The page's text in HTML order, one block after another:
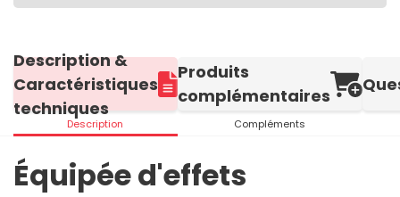
Description &
Caractéristiques
techniques
Description
Produits
complémentaires
Compléments
Équipée d'effets